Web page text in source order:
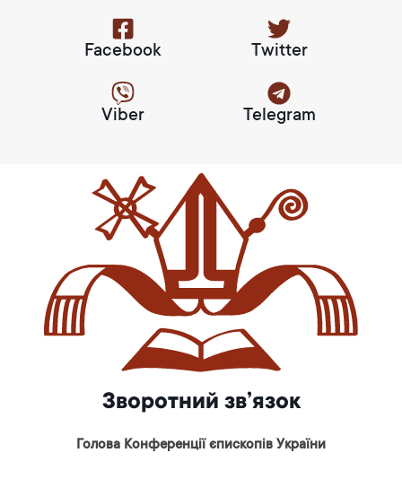
Facebook Twitter
Viber Telegram
Зворотний зв’язок
Голова Конференції єпископів України